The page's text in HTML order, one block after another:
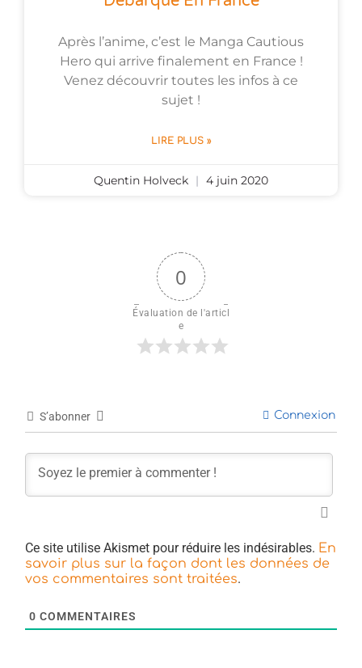
Après l’anime, c’est le Manga Cautious
Hero qui arrive finalement en France !
Venez découvrir toutes les infos à ce
sujet !
LIRE PLUS »
Quentin Holveck 4 juin 2020
0
Évaluation de l'articl
e
S’abonner Connexion
Ce site utilise Akismet pour réduire les indésirables. En
savoir plus sur la façon dont les données de
vos commentaires sont traitées.
0 COMMENTAIRES